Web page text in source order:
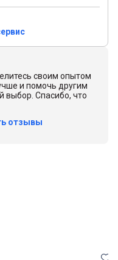
своим опытом
и помочь другим
выбор. Спасибо, что
отзывы